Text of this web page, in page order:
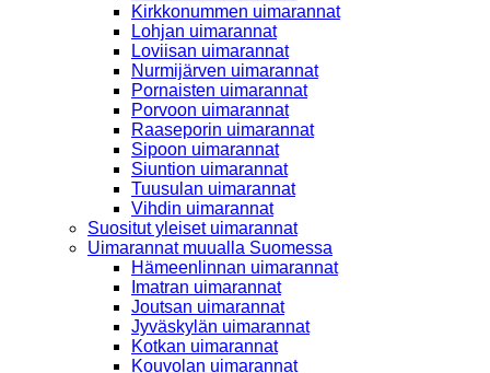
Kirkkonummen uimarannat
Lohjan uimarannat
Loviisan uimarannat
Nurmijärven uimarannat
Pornaisten uimarannat
Porvoon uimarannat
Raaseporin uimarannat
Sipoon uimarannat
Siuntion uimarannat
Tuusulan uimarannat
Vihdin uimarannat
Suositut yleiset uimarannat
Uimarannat muualla Suomessa
Hämeenlinnan uimarannat
Imatran uimarannat
Joutsan uimarannat
Jyväskylän uimarannat
Kotkan uimarannat
Kouvolan uimarannat